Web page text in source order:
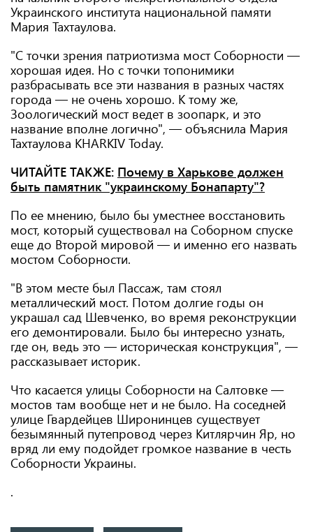
Украинского института национальной памяти
Мария Тахтаулова.
"С точки зрения патриотизма мост Соборности —
хорошая идея. Но с точки топонимики
разбрасывать все эти названия в разных частях
города — не очень хорошо. К тому же,
Зоологический мост ведет в зоопарк, и это
название вполне логично", — объяснила Мария
Тахтаулова KHARKIV Today.
ЧИТАЙТЕ ТАКЖЕ: Почему в Харькове должен
быть памятник "украинскому Бонапарту"?
По ее мнению, было бы уместнее восстановить
мост, который существовал на Соборном спуске
еще до Второй мировой — и именно его назвать
мостом Соборности.
"В этом месте был Пассаж, там стоял
металлический мост. Потом долгие годы он
украшал сад Шевченко, во время реконструкции
его демонтировали. Было бы интересно узнать,
где он, ведь это — историческая конструкция", —
рассказывает историк.
Что касается улицы Соборности на Салтовке —
мостов там вообще нет и не было. На соседней
улице Гвардейцев Широнинцев существует
безымянный путепровод через Китлярчин Яр, но
вряд ли ему подойдет громкое название в честь
Соборности Украины.
.